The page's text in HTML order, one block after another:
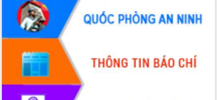
Thuột
Định vị cà phê Việt Nam như một “di
sản sống” trong dòng chảy toàn cầu
Xây dựng nông thôn mới: Nâng cao đời
sống người dân từ những mô hình thiết
Quyết liệt tháo gỡ vướng mắc, đẩy
nhanh tiến độ các dự án trọng điểm
trong Khu kinh tế Nam Phú Yên